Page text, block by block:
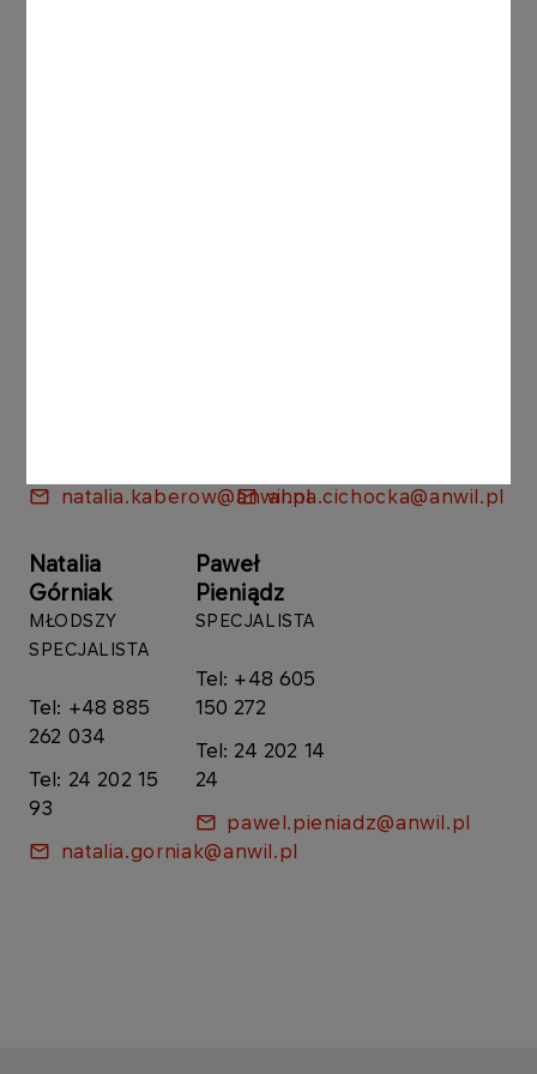
natalia.kaberow@anwil.planna.cichocka@anwil.pl
Natalia
Górniak
MŁODSZY
SPECJALISTA
Tel: +48 885
262 034
Tel: 24 202 15
93
natalia.gorniak@anwil.pl
Paweł
Pieniądz
SPECJALISTA
Tel: +48 605
150 272
Tel: 24 202 14
24
pawel.pieniadz@anwil.pl